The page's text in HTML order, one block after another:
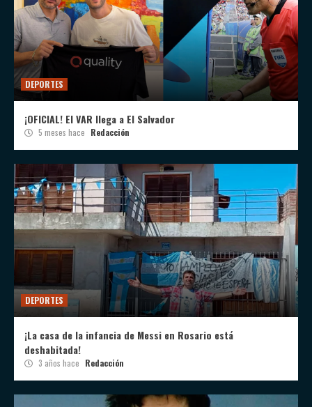
DEPORTES
¡OFICIAL! El VAR llega a El Salvador
5 meses hace Redacción
DEPORTES
¡La casa de la infancia de Messi en Rosario está
deshabitada!
3 años hace Redacción